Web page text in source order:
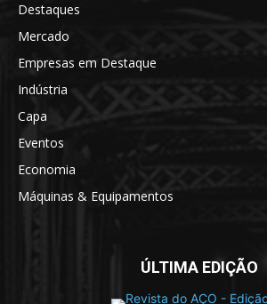
Destaques
Mercado
Empresas em Destaque
Indústria
Capa
Eventos
Economia
Máquinas & Equipamentos
ÚLTIMA EDIÇÃO